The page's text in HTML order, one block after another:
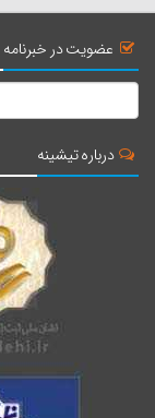
عضویت در خبرنامه
درباره تیشینه